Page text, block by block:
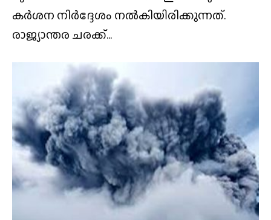
കർശന നിർദ്ദേശം നൽകിയിരിക്കുന്നത്.
രാജ്യാന്തര ചരക്ക്...